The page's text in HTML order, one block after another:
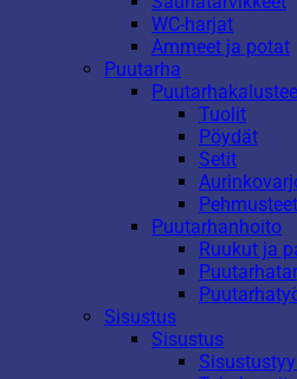
WC-harjat
Ammeet ja potat
Puutarha
Tuolit
Pöydät
Setit
Puutarhanhoito
Ruukut ja
Sisustus
Sisustus